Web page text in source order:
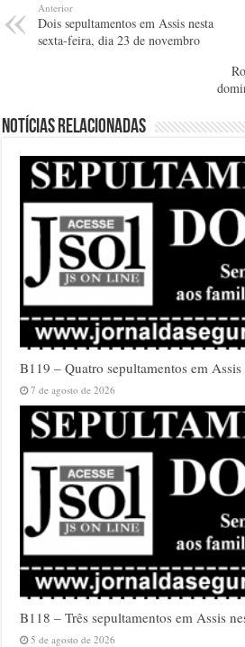
Anterior
Dois sepultamentos em Assis nesta
sexta-feira, dia 23 de novembro
Notícias relacionadas
B119 – Quatro sepultamentos em
7 de agosto de 2026
B118 – Três sepultamentos em Assis
5 de agosto de 2026